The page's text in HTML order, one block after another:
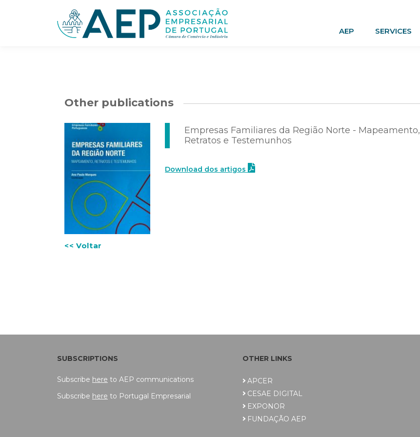
AEP SERVICES
Other publications
Empresas Familiares da Região Norte - Mapeamento,
Retratos e Testemunhos
Download dos artigos
<< Voltar
SUBSCRIPTIONS
Subscribe here to AEP communications
Subscribe here to Portugal Empresarial
OTHER LINKS
APCER
CESAE DIGITAL
EXPONOR
FUNDAÇÃO AEP